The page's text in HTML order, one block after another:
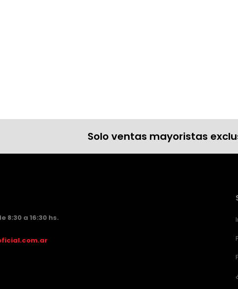
Solo ventas mayoristas
8:30 a 16:30 hs.